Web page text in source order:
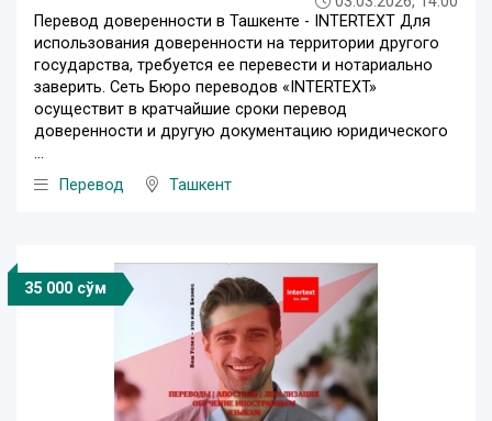
Перевод доверенности в Ташкенте - INTERTEXT Для
использования доверенности на территории другого
государства, требуется ее перевести и нотариально
заверить. Сеть Бюро переводов «INTERTEXT»
осуществит в кратчайшие сроки перевод
доверенности и другую документацию юридического
...
Перевод
Ташкент
35 000 сўм